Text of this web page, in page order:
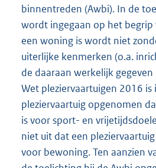
binnentreden (Awbi). In de
wordt ingegaan op het
een woning is wordt niet
uiterlijke kenmerken (o.a.
de daaraan werkelijk
Wet pleziervaartuigen 2016
pleziervaartuig opgenomen
is voor sport- en
niet uit dat een
voor bewoning. Ten aanzien